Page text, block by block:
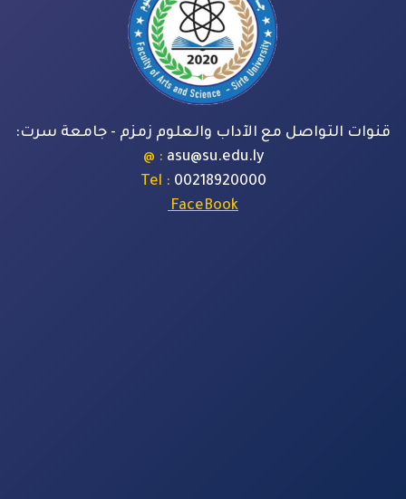
قنوات التواصل مع الآداب والعلوم زمزم - جامعة سرت:
asu@su.edu.ly
: @
00218920000
: Tel
FaceBook